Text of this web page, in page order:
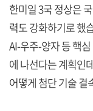
한미일 3국 정상은
력도 강화하기로 했
AI-우주-양자 등 핵
에 나선다는 계획인
어떻게 첨단 기술 결